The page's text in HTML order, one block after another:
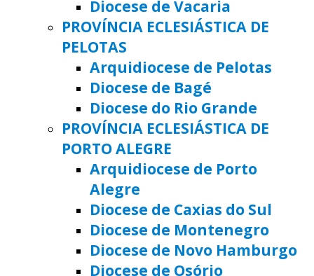
Diocese de Vacaria
PROVÍNCIA ECLESIÁSTICA DE
PELOTAS
Arquidiocese de Pelotas
Diocese de Bagé
Diocese do Rio Grande
PROVÍNCIA ECLESIÁSTICA DE
PORTO ALEGRE
Arquidiocese de Porto
Alegre
Diocese de Caxias do Sul
Diocese de Montenegro
Diocese de Novo Hamburgo
Diocese de Osório